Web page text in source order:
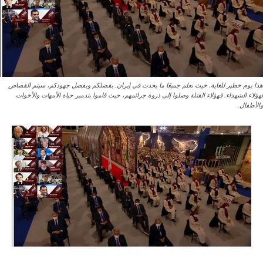
هذا يوم خطير للغاية. حيث نعلم جميعًا ما يحدث في إيران. بفضلكم وبفضل جهودكم، سيتم القصاص
لهؤلاء الشهداء. فهؤلاء القتلة وصلوا إلى ذروة جرائمهم، حيث قاموا بتدمير حياة الأمهات والأخوات
والأطفال.